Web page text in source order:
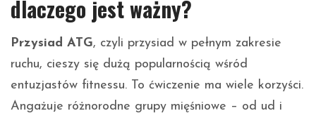
dlaczego jest ważny?
Przysiad ATG, czyli przysiad w pełnym zakresie
ruchu, cieszy się dużą popularnością wśród
entuzjastów fitnessu. To ćwiczenie ma wiele korzyści.
Angażuje różnorodne grupy mięśniowe – od ud i